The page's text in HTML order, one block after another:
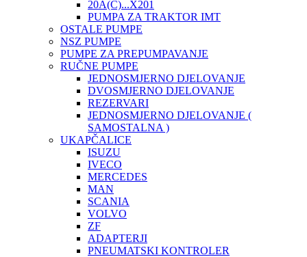
20A(C)...X201
PUMPA ZA TRAKTOR IMT
OSTALE PUMPE
NSZ PUMPE
PUMPE ZA PREPUMPAVANJE
RUČNE PUMPE
JEDNOSMJERNO DJELOVANJE
DVOSMJERNO DJELOVANJE
REZERVARI
JEDNOSMJERNO DJELOVANJE (
SAMOSTALNA )
UKAPČALICE
ISUZU
IVECO
MERCEDES
MAN
SCANIA
VOLVO
ZF
ADAPTERJI
PNEUMATSKI KONTROLER